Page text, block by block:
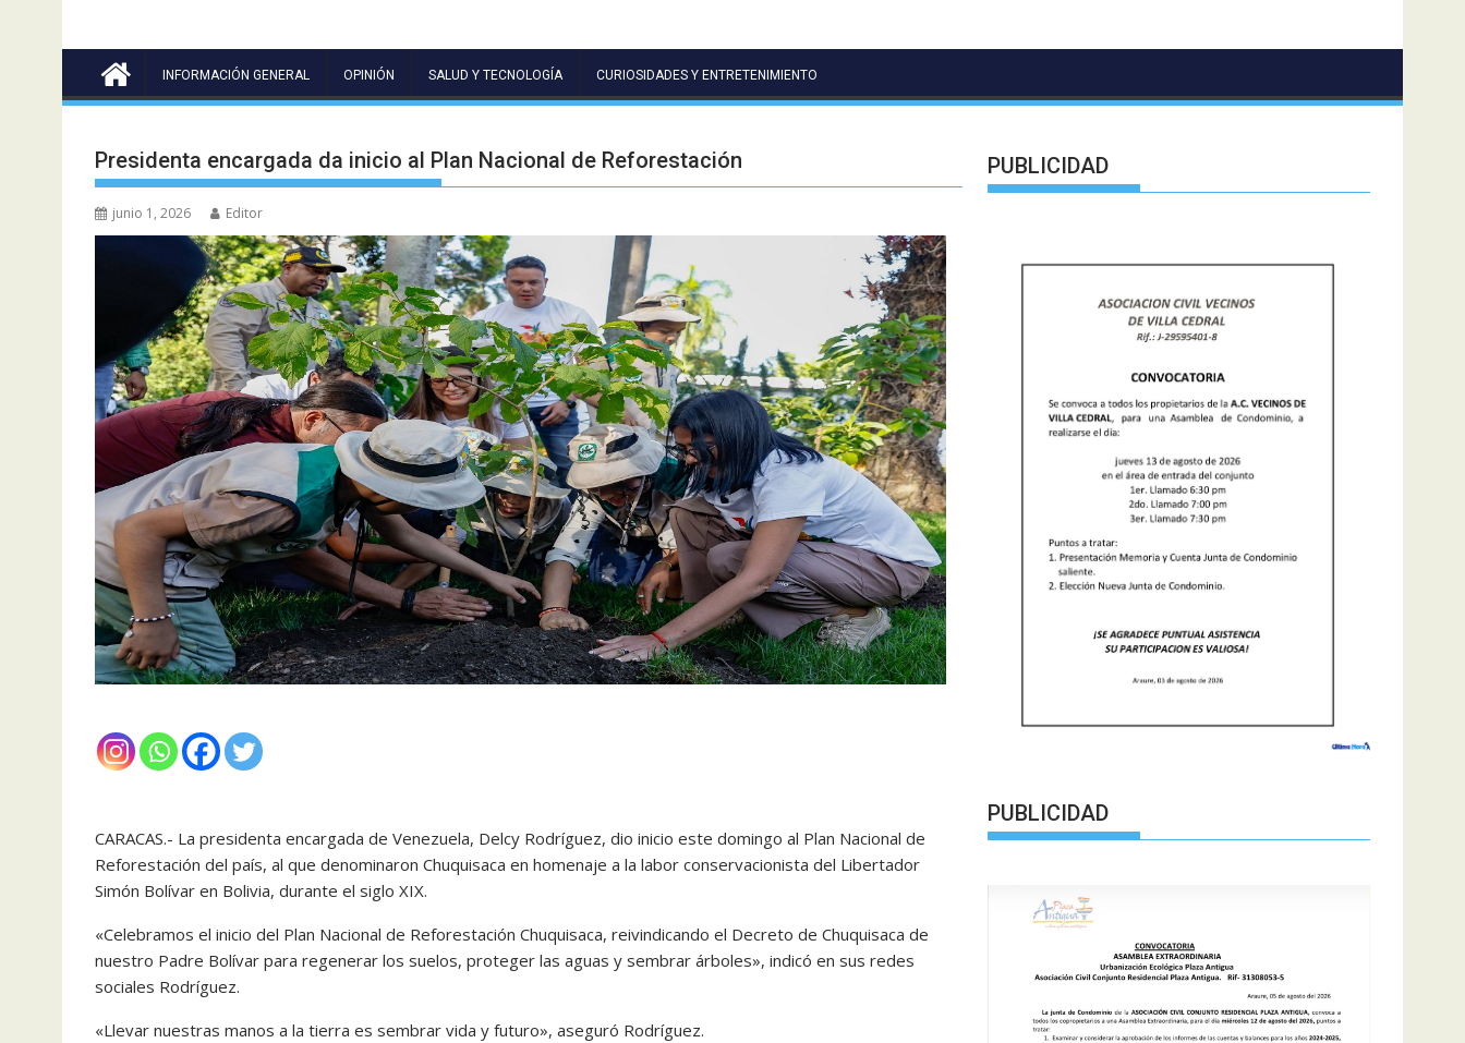
INFORMACIÓN GENERAL OPINIÓN SALUD Y TECNOLOGÍA CURIOSIDADES Y ENTRETENIMIENTO
Presidenta encargada da inicio al Plan Nacional de Reforestación
junio 1, 2026 Editor
CARACAS.- La presidenta encargada de Venezuela, Delcy Rodríguez, dio inicio este domingo al Plan Nacional de
Reforestación del país, al que denominaron Chuquisaca en homenaje a la labor conservacionista del Libertador
Simón Bolívar en Bolivia, durante el siglo XIX.
«Celebramos el inicio del Plan Nacional de Reforestación Chuquisaca, reivindicando el Decreto de Chuquisaca de
nuestro Padre Bolívar para regenerar los suelos, proteger las aguas y sembrar árboles», indicó en sus redes
sociales Rodríguez.
«Llevar nuestras manos a la tierra es sembrar vida y futuro», aseguró Rodríguez.
PUBLICIDAD
PUBLICIDAD